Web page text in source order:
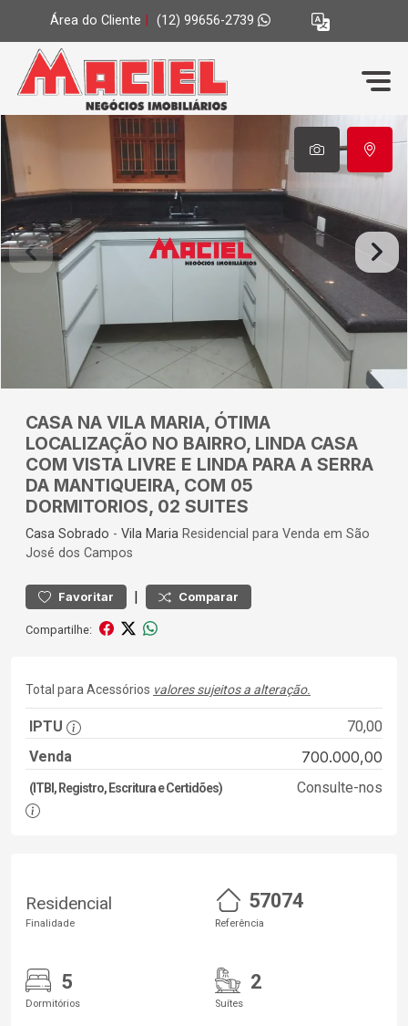
Área do Cliente (12) 99656-2739
CASA NA VILA MARIA, ÓTIMA
LOCALIZAÇÃO NO BAIRRO, LINDA CASA
COM VISTA LIVRE E LINDA PARA A SERRA
DA MANTIQUEIRA, COM 05
DORMITORIOS, 02 SUITES
Casa Sobrado - Vila Maria Residencial para Venda em São
José dos Campos
Favoritar | Comparar
Compartilhe:
Total para Acessórios valores sujeitos a alteração.
IPTU
70,00
Venda
700.000,00
(ITBI, Registro, Escritura e Certidões) Consulte-nos
Residencial
Finalidade
57074
Referência
5
Dormitórios
2
Suítes